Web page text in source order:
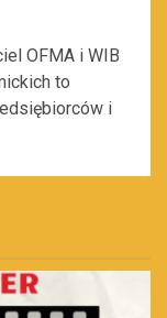
OFMA i WIB
to
i